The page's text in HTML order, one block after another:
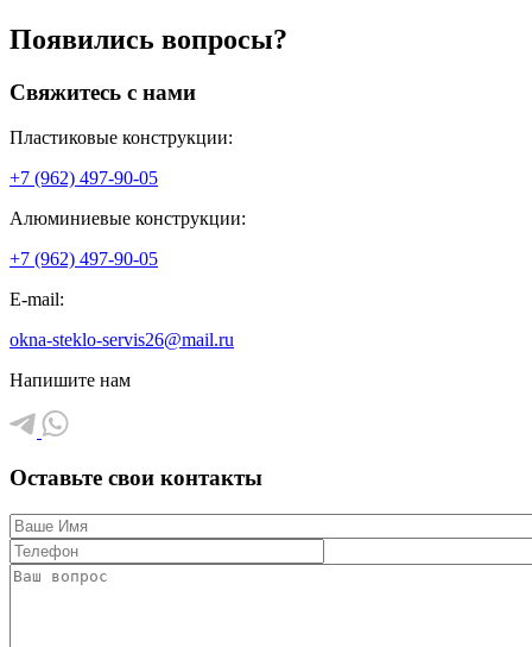
Появились вопросы?
Свяжитесь с нами
Пластиковые конструкции:
+7 (962) 497-90-05
Алюминиевые конструкции:
+7 (962) 497-90-05
E-mail:
okna-steklo-servis26@mail.ru
Напишите нам
Оставьте свои контакты